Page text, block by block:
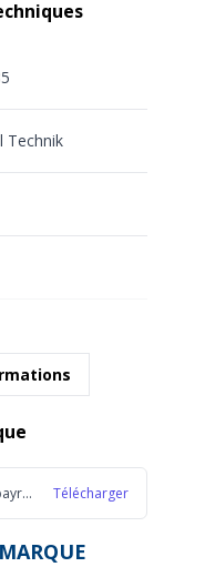
Technik
438385_notice_r__gulationphbayrol_2023_1_da23 Télécharger